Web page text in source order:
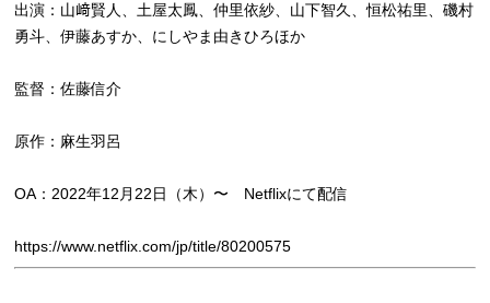
出演：山﨑賢人、土屋太鳳、仲里依紗、山下智久、恒松祐里、磯村
勇斗、伊藤あすか、にしやま由きひろほか
監督：佐藤信介
原作：麻生羽呂
OA：2022年12月22日（木）〜 Netflixにて配信
https://www.netflix.com/jp/title/80200575